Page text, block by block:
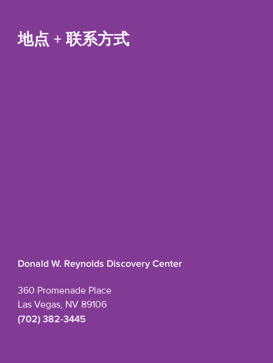
地点 + 联系方式
Donald W. Reynolds Discovery Center
360 Promenade Place
Las Vegas, NV 89106
(702) 382-3445